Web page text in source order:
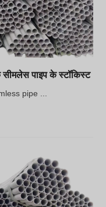
पाइप के स्टॉकिस्ट
pipe ...